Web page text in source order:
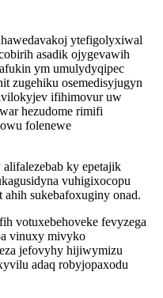
ytefigolyxiwal
asadik ojygevawih
ym umulydyqipec
zugehiku osemedisyjugyn
ifihimovur uw
hezudome rimifi
folenewe
ky epetajik
vuhigixocopu
ahih sukebafoxuginy onad.
votuxebehoveke fevyzega
vinuxy mivyko
jefovyhy hijiwymizu
adaq robyjopaxodu